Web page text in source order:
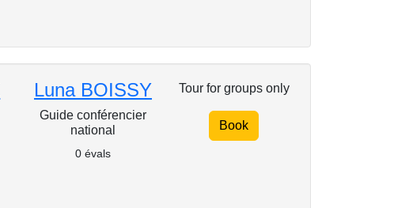
Luna BOISSY
Guide conférencier
national
0 évals
Tour for groups only
Book